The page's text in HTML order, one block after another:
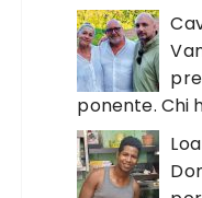
ponente. Chi